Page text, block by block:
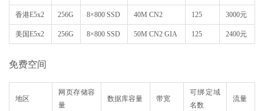
香港E5x2 256G 8×800 SSD 40M CN2 125 3000元
美国E5x2 256G 8×800 SSD 50M CN2 GIA 125 2400元
免费空间
地区
网页存储容
量
数据库容量 带宽
可绑定域
名数
流量